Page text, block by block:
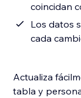
coincidan
Los datos
cada
Actualiza
tabla y